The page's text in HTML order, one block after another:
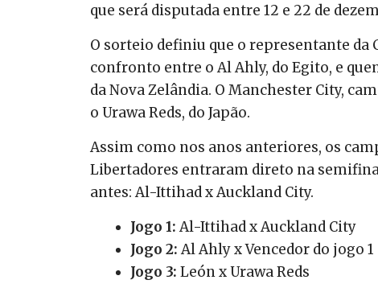
que será disputada entre 12 e 22 de
O sorteio definiu que o representante
confronto entre o Al Ahly, do Egito, e
da Nova Zelândia. O Manchester City,
o Urawa Reds, do Japão.
Assim como nos anos anteriores, os
Libertadores entraram direto na
antes: Al-Ittihad x Auckland City.
Jogo 1:Al-Ittihad x Auckland City
Jogo 2:Al Ahly x Vencedor do jogo 1
Jogo 3: León x Urawa Reds